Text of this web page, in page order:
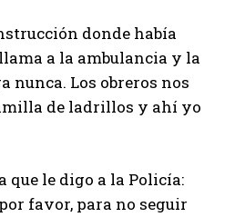
donde había
a la ambulancia y la
nunca. Los obreros nos
de ladrillos y ahí yo
que le digo a la Policía:
favor, para no seguir